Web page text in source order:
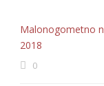
Malonogometno
2018
0